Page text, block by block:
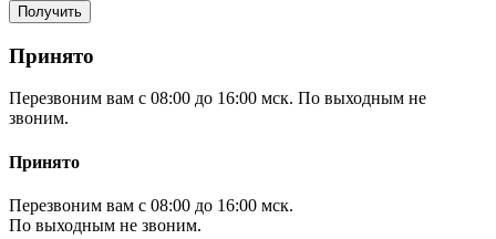
Принято
Перезвоним вам с 08:00 до 16:00 мск. По выходным не
звоним.
Принято
Перезвоним вам с 08:00 до 16:00 мск.
По выходным не звоним.